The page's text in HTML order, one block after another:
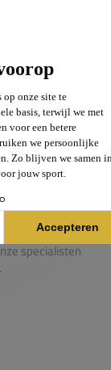
21.000+
specialisten